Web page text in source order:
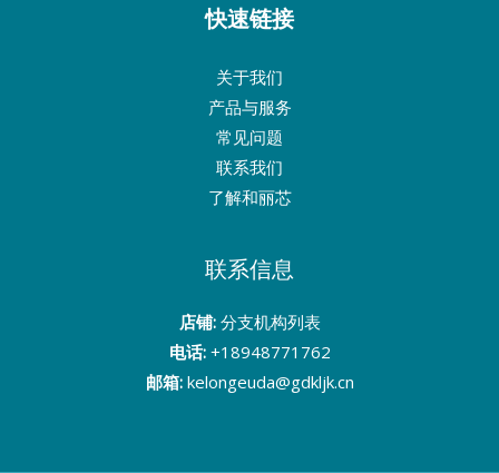
快速链接
关于我们
产品与服务
常见问题
联系我们
了解和丽芯
联系信息
店铺: 分支机构列表
电话: +18948771762
邮箱: kelongeuda@gdkljk.cn